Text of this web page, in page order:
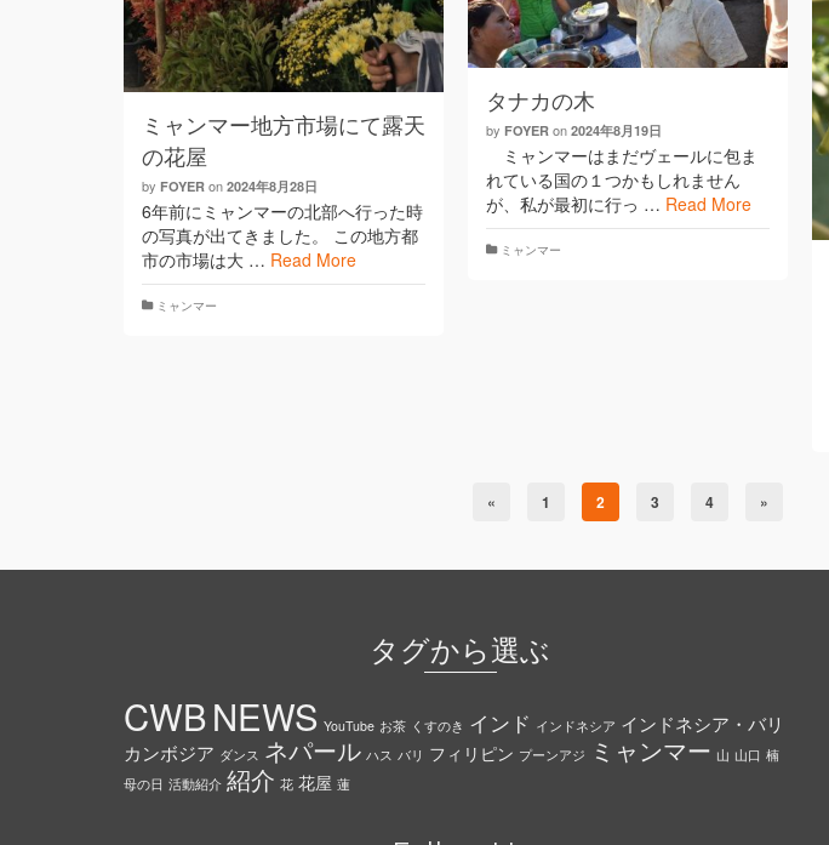
ミャンマー地方市場にて露天
の花屋
by FOYER on 2024年8月28日
6年前にミャンマーの北部へ行った時
の写真が出てきました。 この地方都
市の市場は大 … Read More
ミャンマー
タナカの木
byFOYER on2024年8月19日
ミャンマーはまだヴェールに包ま
れている国の１つかもしれません
が、私が最初に行っ … Read More
ミャンマー
« 1 2 3 4 »
タグから選ぶ
CWBNEWS YouTube お茶 くすのき インド インドネシア インドネシア・バリ
カンボジア ダンス ネパール ハス バリ フィリピン プーンアジ ミャンマー 山 山口 楠
母の日 活動紹介 紹介 花 花屋 蓮